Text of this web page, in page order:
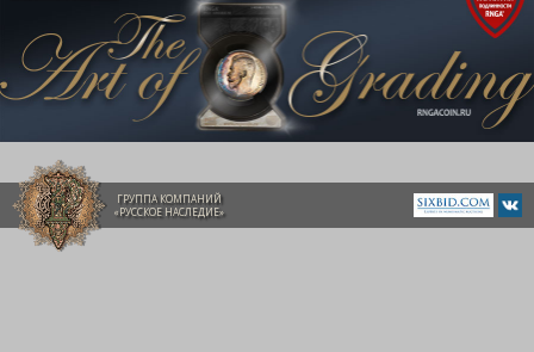
ГРУППА КОМПАНИЙ
«РУССКОЕ НАСЛЕДИЕ»